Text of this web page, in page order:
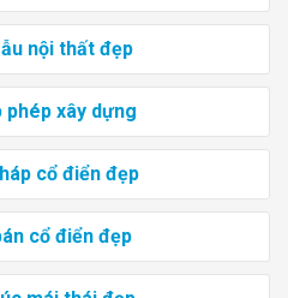
nội thất đẹp
phép xây dựng
cổ điển đẹp
cổ điển đẹp